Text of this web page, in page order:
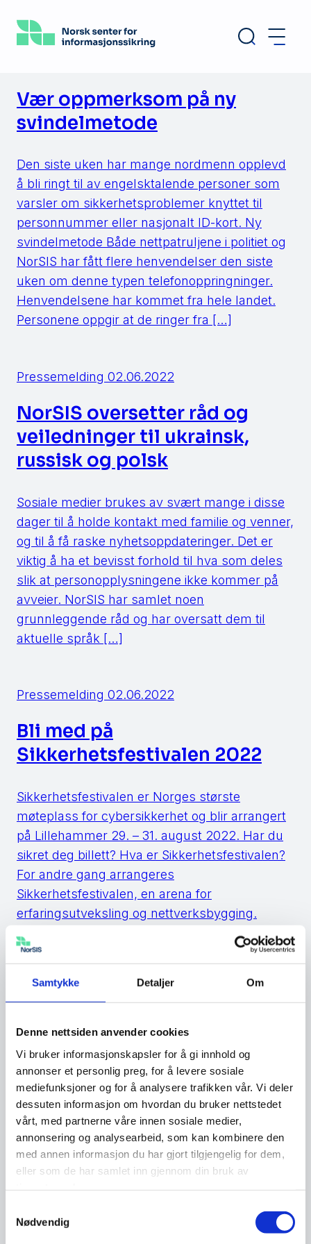
Samtykke Detaljer Om
Denne nettsiden anvender cookies
Vi bruker informasjonskapsler for å gi innhold og
annonser et personlig preg, for å levere sosiale
mediefunksjoner og for å analysere trafikken vår. Vi deler
dessuten informasjon om hvordan du bruker nettstedet
vårt, med partnerne våre innen sosiale medier,
annonsering og analysearbeid, som kan kombinere den
med annen informasjon du har gjort tilgjengelig for dem,
eller som de har samlet inn gjennom din bruk av
Nødvendig
hovedinnhold
Vær oppmerksom på ny
svindelmetode
Den siste uken har mange nordmenn opplevd
å bli ringt til av engelsktalende personer som
varsler om sikkerhetsproblemer knyttet til
personnummer eller nasjonalt ID-kort. Ny
svindelmetode Både nettpatruljene i politiet og
NorSIS har fått flere henvendelser den siste
uken om denne typen telefonoppringninger.
Henvendelsene har kommet fra hele landet.
Personene oppgir at de ringer fra […]
Pressemelding 02.06.2022
NorSIS oversetter råd og
veiledninger til ukrainsk,
russisk og polsk
Sosiale medier brukes av svært mange i disse
dager til å holde kontakt med familie og venner,
og til å få raske nyhetsoppdateringer. Det er
viktig å ha et bevisst forhold til hva som deles
slik at personopplysningene ikke kommer på
avveier. NorSIS har samlet noen
grunnleggende råd og har oversatt dem til
aktuelle språk […]
Pressemelding 02.06.2022
Bli med på
Sikkerhetsfestivalen 2022
Sikkerhetsfestivalen er Norges største
møteplass for cybersikkerhet og blir arrangert
på Lillehammer 29. – 31. august 2022. Har du
sikret deg billett? Hva er Sikkerhetsfestivalen?
For andre gang arrangeres
Sikkerhetsfestivalen, en arena for
erfaringsutveksling og nettverksbygging.
Festivalen ble arrangert for første gang i 2019
og vi i NorSIS er en av samarbeidspartnerne. –
Nyhet20.05.2022
Meld deg på Identitet 2022!
Konferansen finner sted 24.-25. mai på Hotel
Bristol i Oslo, og er et samarbeid mellom
Skatteetaten, SODI-prosjektet ved UiO, og
NorSIS.
ID-tyveri